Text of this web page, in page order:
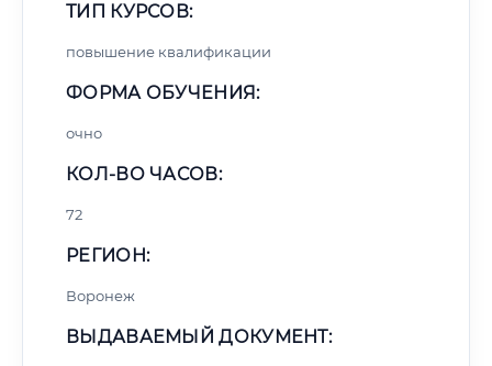
ТИП КУРСОВ:
повышение квалификации
ФОРМА ОБУЧЕНИЯ:
очно
КОЛ-ВО ЧАСОВ:
72
РЕГИОН:
Воронеж
ВЫДАВАЕМЫЙ ДОКУМЕНТ: